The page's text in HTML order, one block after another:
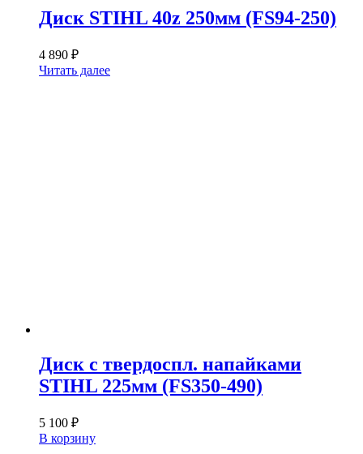
Диск STIHL 40z 250мм (FS94-250)
4 890 ₽
Читать далее
Диск с твердоспл. напайками
STIHL 225мм (FS350-490)
5 100 ₽
В корзину